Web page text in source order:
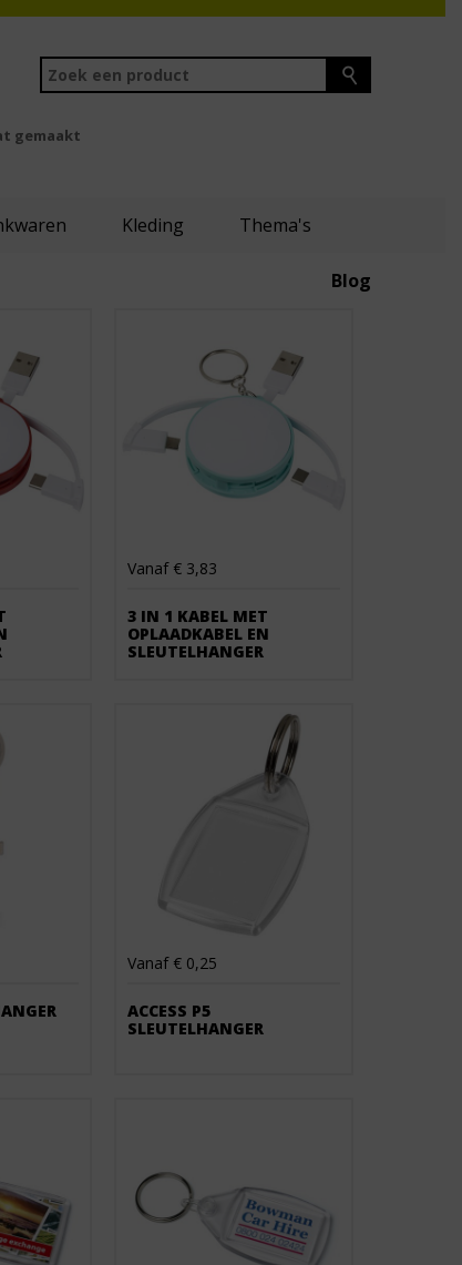
gemaakt
Kleding Thema's
Blog
Vanaf € 3,83
3 IN 1 KABEL MET
OPLAADKABEL EN
SLEUTELHANGER
Vanaf € 0,25
ACCESS P5
SLEUTELHANGER